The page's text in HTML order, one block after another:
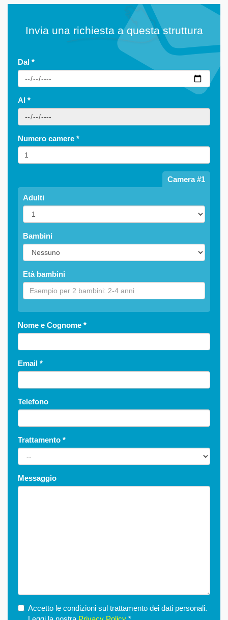
Invia una richiesta a questa struttura
Dal *
Al *
Numero camere *
Camera #1
Adulti
Bambini
Età bambini
Nome e Cognome *
Email *
Telefono
Trattamento *
Messaggio
Accetto le condizioni sul trattamento dei dati personali.